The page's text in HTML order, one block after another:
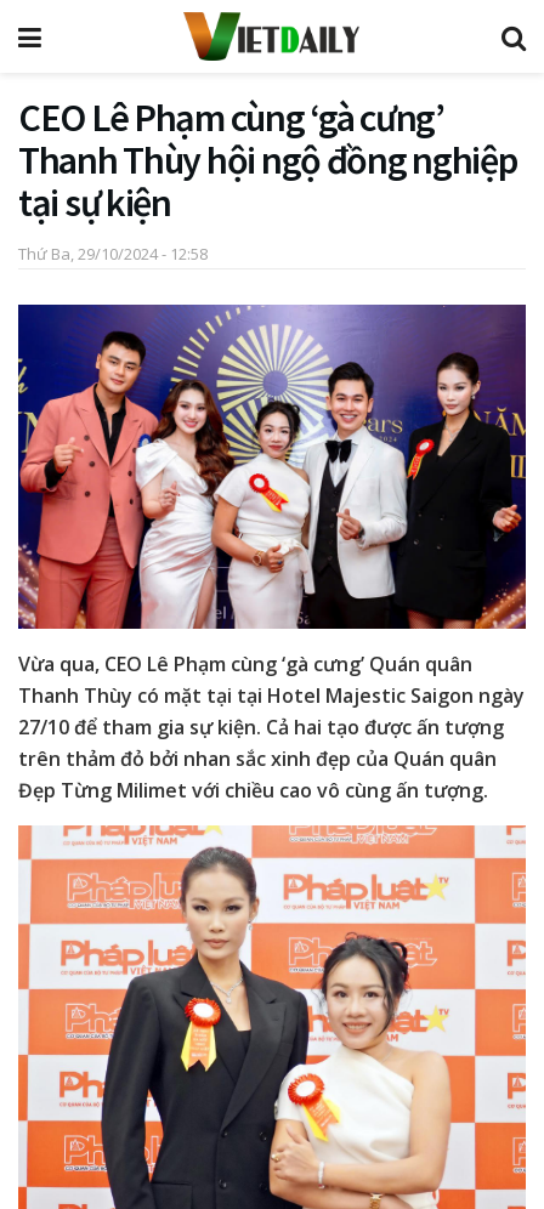
CEO Lê Phạm cùng ‘gà cưng’
Thanh Thùy hội ngộ đồng nghiệp
tại sự kiện
Thứ Ba, 29/10/2024 - 12:58
Vừa qua, CEO Lê Phạm cùng ‘gà cưng’ Quán quân
Thanh Thùy có mặt tại tại Hotel Majestic Saigon ngày
27/10 để tham gia sự kiện. Cả hai tạo được ấn tượng
trên thảm đỏ bởi nhan sắc xinh đẹp của Quán quân
Đẹp Từng Milimet với chiều cao vô cùng ấn tượng.